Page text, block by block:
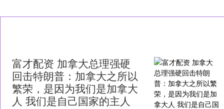
富才配资 加拿大总理强硬
回击特朗普：加拿大之所以
繁荣，是因为我们是加拿大
人 我们是自己国家的主人